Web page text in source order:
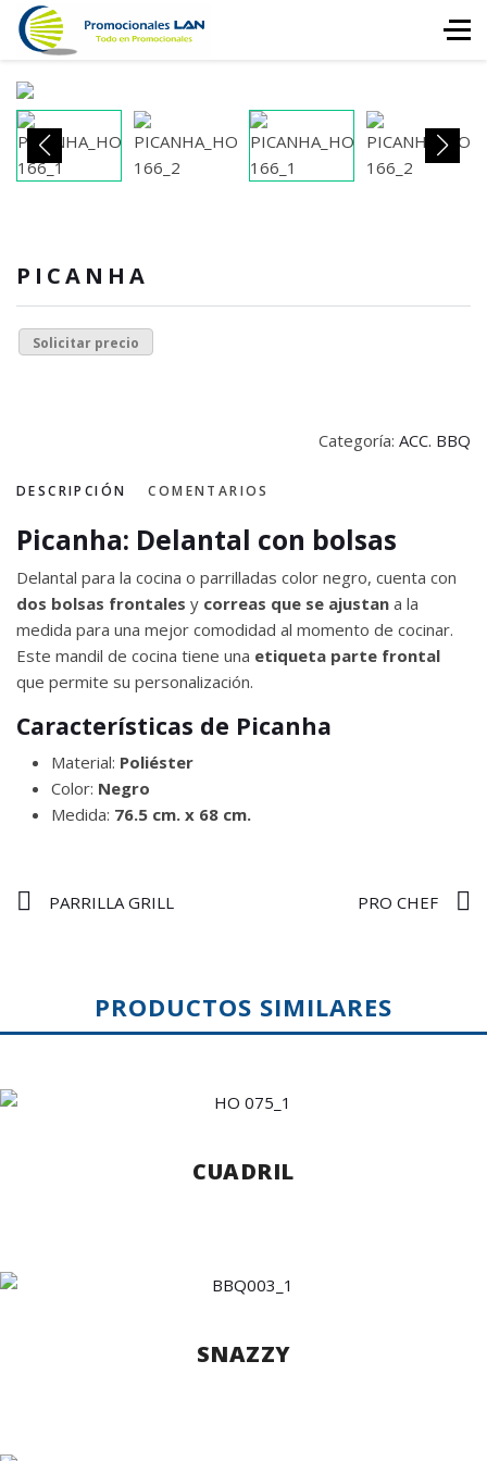
PICANHA
Solicitar precio
Categoría: ACC. BBQ
DESCRIPCIÓN COMENTARIOS
Picanha: Delantal con bolsas
Delantal para la cocina o parrilladas color negro, cuenta con
dos bolsas frontales y correas que se ajustan a la
medida para una mejor comodidad al momento de cocinar.
Este mandil de cocina tiene una etiqueta parte frontal
que permite su personalización.
Características de Picanha
Material: Poliéster
Color: Negro
Medida: 76.5 cm. x 68 cm.
PARRILLA GRILL PRO CHEF
PRODUCTOS SIMILARES
CUADRIL
SNAZZY